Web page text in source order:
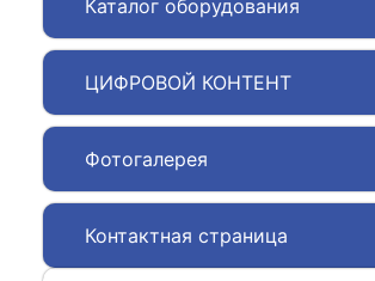
Каталог оборудования
ЦИФРОВОЙ КОНТЕНТ
Фотогалерея
Контактная страница